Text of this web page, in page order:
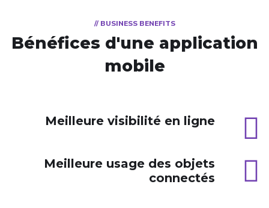
// BUSINESS BENEFITS
Bénéfices d'une application
mobile
Meilleure visibilité en ligne
Meilleure usage des objets
connectés